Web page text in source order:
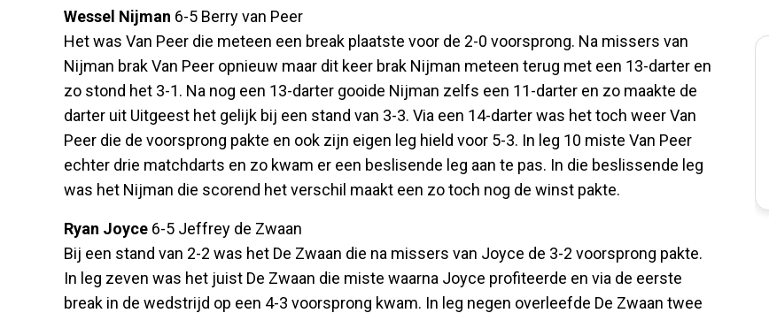
Wessel Nijman 6-5 Berry van Peer
Het was Van Peer die meteen een break plaatste voor de 2-0 voorsprong. Na missers van
Nijman brak Van Peer opnieuw maar dit keer brak Nijman meteen terug met een 13-darter en
zo stond het 3-1. Na nog een 13-darter gooide Nijman zelfs een 11-darter en zo maakte de
darter uit Uitgeest het gelijk bij een stand van 3-3. Via een 14-darter was het toch weer Van
Peer die de voorsprong pakte en ook zijn eigen leg hield voor 5-3. In leg 10 miste Van Peer
echter drie matchdarts en zo kwam er een beslisende leg aan te pas. In die beslissende leg
was het Nijman die scorend het verschil maakt een zo toch nog de winst pakte.
Ryan Joyce 6-5 Jeffrey de Zwaan
Bij een stand van 2-2 was het De Zwaan die na missers van Joyce de 3-2 voorsprong pakte.
In leg zeven was het juist De Zwaan die miste waarna Joyce profiteerde en via de eerste
break in de wedstrijd op een 4-3 voorsprong kwam. In leg negen overleefde De Zwaan twee